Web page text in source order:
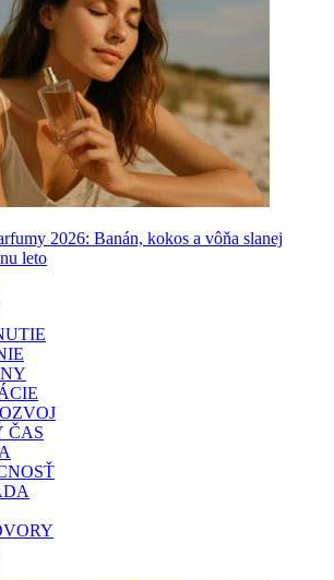
2026: Banán, kokos a vôňa slanej
leto
ČAS